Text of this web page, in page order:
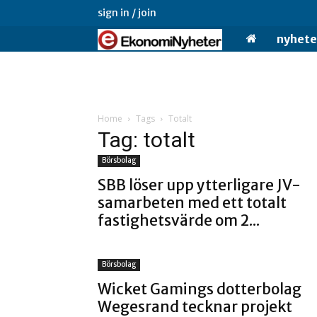
sign in / join
Home Tags Totalt
Tag: totalt
Börsbolag
SBB löser upp ytterligare JV-
samarbeten med ett totalt
fastighetsvärde om 2...
Börsbolag
Wicket Gamings dotterbolag
Wegesrand tecknar projekt